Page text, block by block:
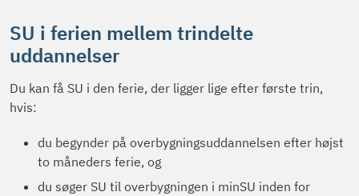
SU i ferien mellem trindelte
uddannelser
Du kan få SU i den ferie, der ligger lige efter første trin,
hvis:
du begynder på overbygningsuddannelsen efter højst
to måneders ferie, og
du søger SU til overbygningen i minSU inden for